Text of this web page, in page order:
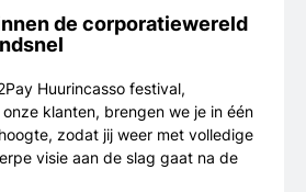
de corporatiewereld
Huurincasso festival,
klanten, brengen we je in één
zodat jij weer met volledige
visie aan de slag gaat na de